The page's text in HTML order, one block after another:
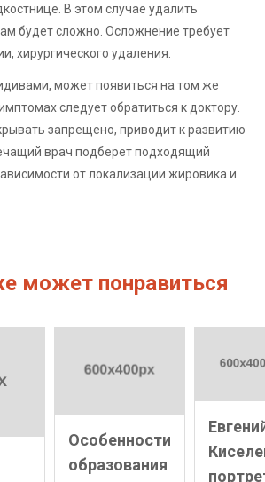
В этом случае удалить
будет сложно. Осложнение требует
хирургического удаления.
может появиться на том же
следует обратиться к доктору.
запрещено, приводит к развитию
врач подберет подходящий
от локализации жировика и
может понравиться
Особенности
образования